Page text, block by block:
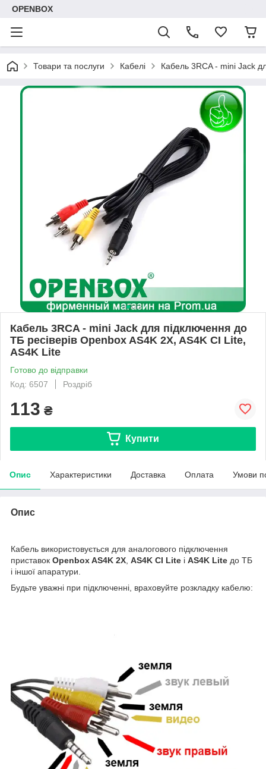
OPENBOX
Товари та послуги Кабелi Кабель 3RCA - mini Jack
Кабель 3RCA - mini Jack для підключення до
ТБ ресіверів Openbox AS4K 2X, AS4K CI Lite,
AS4K Lite
Готово до відправки
Код: 6507
Роздріб
113 ₴
Купити
Опис Характеристики Доставка Оплата Умови
Опис
Кабель використовується для аналогового підключення
приставок Openbox AS4K 2X AS4K CI Lite і AS4K Lite до ТБ
і іншої апаратури.
Будьте уважні при підключенні, враховуйте розкладку кабелю: